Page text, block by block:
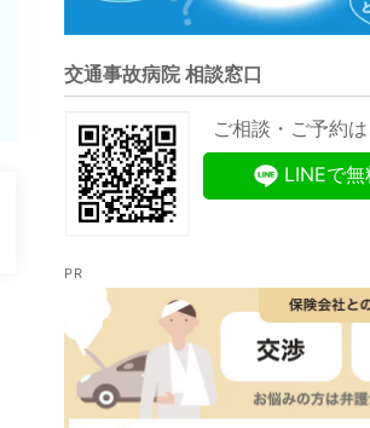
交通事故病院 相談窓口
ご相談・ご予約
LINEで無